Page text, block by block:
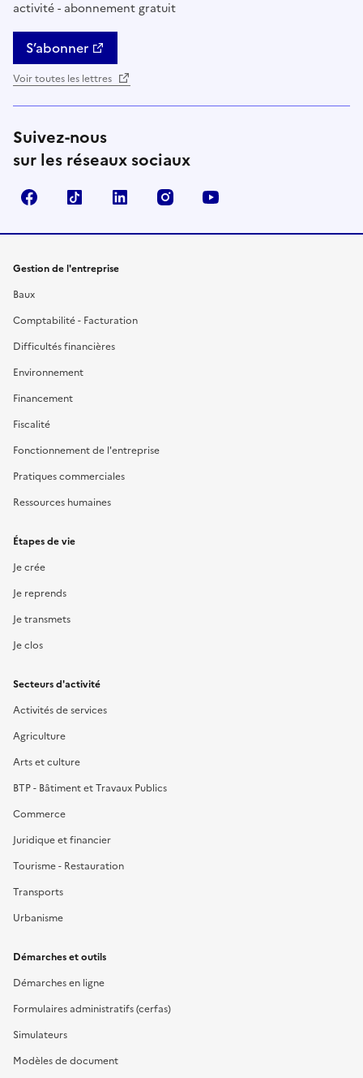
activité - abonnement gratuit
S’abonner
Voir toutes les lettres
Suivez-nous
sur les réseaux sociaux
FacebookTikTok Linkedin Instagram
Gestion de l'entreprise
Baux
Comptabilité - Facturation
Difficultés financières
Environnement
Financement
Fiscalité
Fonctionnement de l'entreprise
Pratiques commerciales
Ressources humaines
Étapes de vie
Je crée
Je reprends
Je transmets
Je clos
Secteurs d'activité
Activités de services
Agriculture
Arts et culture
BTP - Bâtiment et Travaux Publics
Commerce
Juridique et financier
Tourisme - Restauration
Transports
Urbanisme
Démarches et outils
Démarches en ligne
Formulaires administratifs (cerfas)
Simulateurs
Modèles de document